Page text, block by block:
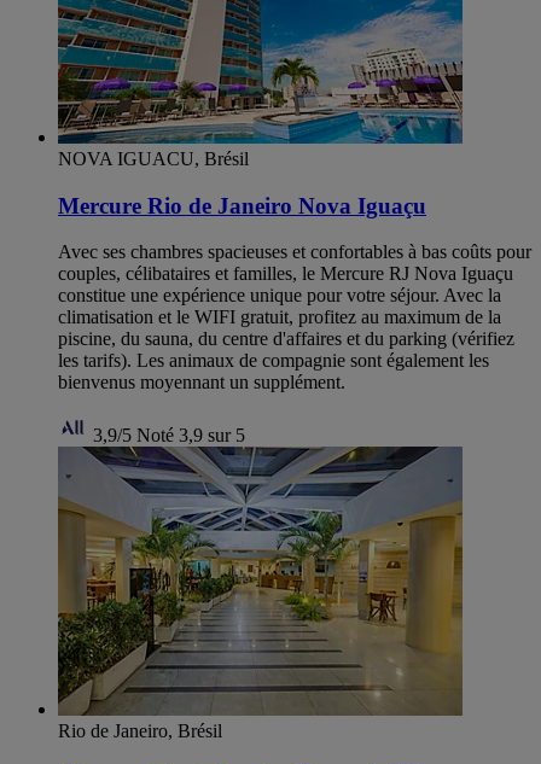
NOVA IGUACU, Brésil
Mercure Rio de Janeiro Nova Iguaçu
Avec ses chambres spacieuses et confortables à bas coûts pour
couples, célibataires et familles, le Mercure RJ Nova Iguaçu
constitue une expérience unique pour votre séjour. Avec la
climatisation et le WIFI gratuit, profitez au maximum de la
piscine, du sauna, du centre d'affaires et du parking (vérifiez
les tarifs). Les animaux de compagnie sont également les
bienvenus moyennant un supplément.
3,9/5 Noté 3,9 sur 5
Rio de Janeiro, Brésil